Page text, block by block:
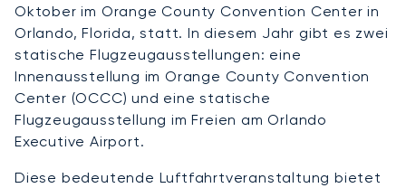
Oktober im Orange County Convention Center in
Orlando, Florida, statt. In diesem Jahr gibt es zwei
statische Flugzeugausstellungen: eine
Innenausstellung im Orange County Convention
Center (OCCC) und eine statische
Flugzeugausstellung im Freien am Orlando
Executive Airport.
Diese bedeutende Luftfahrtveranstaltung bietet